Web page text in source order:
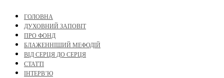
ГОЛОВНА
ДУХОВНИЙ ЗАПОВІТ
ПРО ФОНД
БЛАЖЕННІШИЙ МЕФОДІЙ
ВІД СЕРЦЯ ДО СЕРЦЯ
СТАТТІ
ІНТЕРВ’Ю